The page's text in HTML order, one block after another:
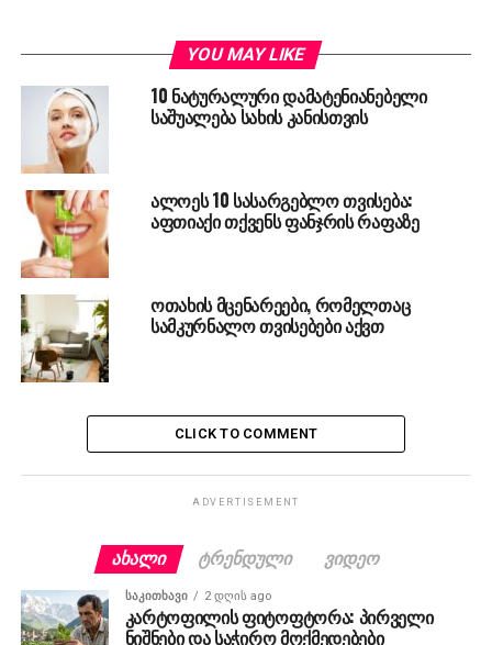
YOU MAY LIKE
10 ნატურალური დამატენიანებელი
საშუალება სახის კანისთვის
ალოეს 10 სასარგებლო თვისება:
აფთიაქი თქვენს ფანჯრის რაფაზე
ოთახის მცენარეები, რომელთაც
სამკურნალო თვისებები აქვთ
CLICK TO COMMENT
ADVERTISEMENT
ᲐᲮᲐᲚᲘ ᲢᲠᲔᲜᲓᲣᲚᲘ ᲕᲘᲓᲔᲝ
ᲡᲐᲙᲘᲗᲮᲐᲕᲘ 2 დღის ago
კარტოფილის ფიტოფტორა: პირველი
ნიშნები და საჭირო მოქმედებები